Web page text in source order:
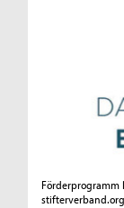
Förderprogramm